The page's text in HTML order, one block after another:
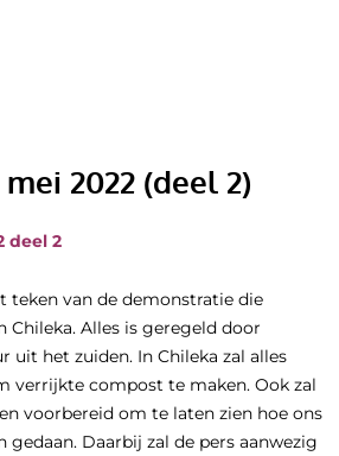
2022 (deel 2)
deel 2
teken van de demonstratie die
Chileka. Alles is geregeld door
uit het zuiden. In Chileka zal alles
verrijkte compost te maken. Ook zal
voorbereid om te laten zien hoe ons
Daarbij zal de pers aanwezig